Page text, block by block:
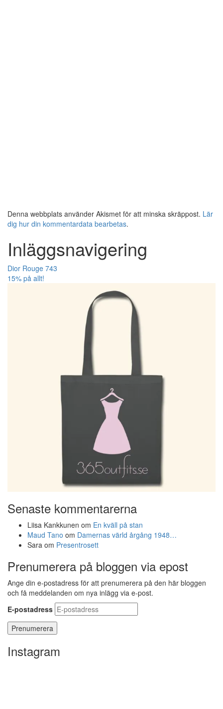
Denna webbplats använder Akismet för att minska skräppost. Lär
dig hur din kommentardata bearbetas.
Inläggsnavigering
Dior Rouge 743
15% på allt!
Senaste kommentarerna
Liisa Kankkunen om En kväll på stan
Maud Tano om Damernas värld årgång 1948…
Sara om Presentrosett
Prenumerera på bloggen via epost
Ange din e-postadress för att prenumerera på den här bloggen
och få meddelanden om nya inlägg via e-post.
E-postadress
Instagram